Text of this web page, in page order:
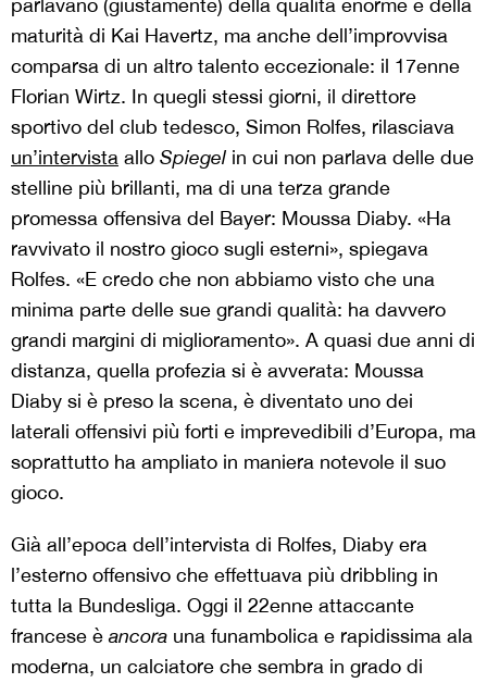
parlavano (giustamente) della qualità enorme e della
maturità di Kai Havertz, ma anche dell’improvvisa
comparsa di un altro talento eccezionale: il 17enne
Florian Wirtz. In quegli stessi giorni, il direttore
sportivo del club tedesco, Simon Rolfes, rilasciava
un’intervista allo Spiegel in cui non parlava delle due
stelline più brillanti, ma di una terza grande
promessa offensiva del Bayer: Moussa Diaby. «Ha
ravvivato il nostro gioco sugli esterni», spiegava
Rolfes. «E credo che non abbiamo visto che una
minima parte delle sue grandi qualità: ha davvero
grandi margini di miglioramento». A quasi due anni di
distanza, quella profezia si è avverata: Moussa
Diaby si è preso la scena, è diventato uno dei
laterali offensivi più forti e imprevedibili d’Europa, ma
soprattutto ha ampliato in maniera notevole il suo
gioco.
Già all’epoca dell’intervista di Rolfes, Diaby era
l’esterno offensivo che effettuava più dribbling in
tutta la Bundesliga. Oggi il 22enne attaccante
francese èancora una funambolica e rapidissima ala
moderna, un calciatore che sembra in grado di